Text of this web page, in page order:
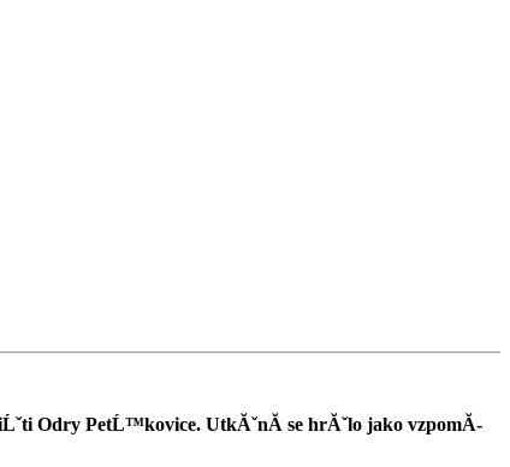
Odry PetĹ™kovice. UtkĂˇnĂ­ se hrĂˇlo jako vzpomĂ­